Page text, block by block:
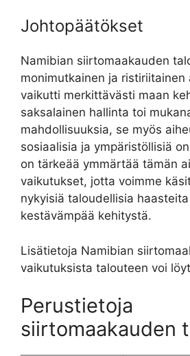
Johtopäätökset
Namibian siirtomaakauden
monimutkainen ja ristiriitainen
vaikutti merkittävästi maan
saksalainen hallinta toi
mahdollisuuksia, se myös
sosiaalisia ja ympäristöllisiä
on tärkeää ymmärtää tämän
vaikutukset, jotta voimme
nykyisiä taloudellisia
kestävämpää kehitystä.
Lisätietoja Namibian
vaikutuksista talouteen voi
Perustietoja
siirtomaakauden